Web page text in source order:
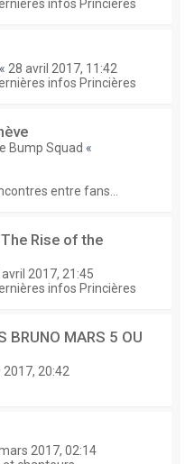
infos Princières
« 28 avril 2017, 11:42
infos Princières
Bump Squad «
entre fans...
Rise of the
avril 2017, 21:45
infos Princières
BRUNO MARS 5 OU
20:42
2017, 02:14